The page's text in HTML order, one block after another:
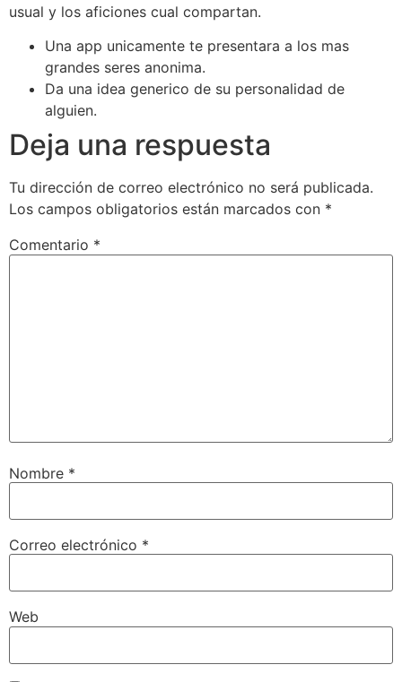
usual y los aficiones cual compartan.
Una app unicamente te presentara a los mas
grandes seres anonima.
Da una idea generico de su personalidad de
alguien.
Deja una respuesta
Tu dirección de correo electrónico no será publicada.
Los campos obligatorios están marcados con *
Comentario *
Nombre *
Correo electrónico *
Web